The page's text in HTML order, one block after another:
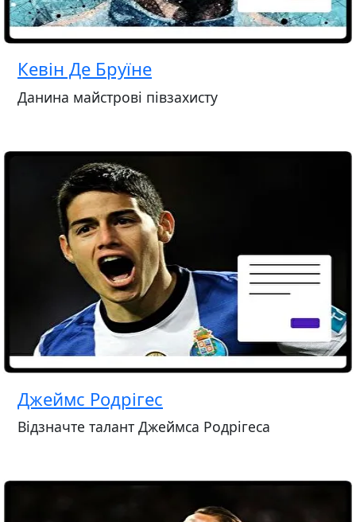
Кевін Де Бруїне
Данина майстрові півзахисту
Джеймс Родрігес
Відзначте талант Джеймса Родрігеса